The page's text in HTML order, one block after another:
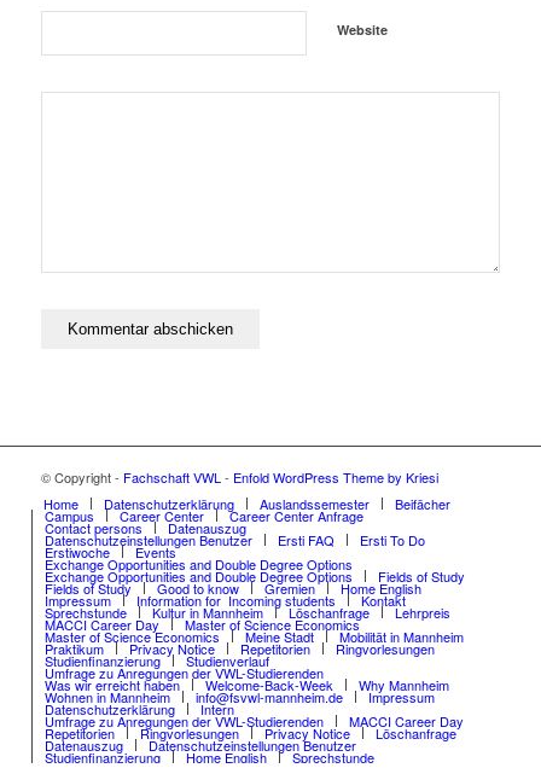
Website
© Copyright - Fachschaft VWL - Enfold WordPress Theme by Kriesi
Home
Datenschutzerklärung Auslandssemester Beifächer
Campus Career Center Career Center Anfrage
Contact persons Datenauszug
Datenschutzeinstellungen Benutzer Ersti FAQ Ersti To Do
Erstiwoche Events
Exchange Opportunities and Double Degree Options
Exchange Opportunities and Double Degree Options Fields of Study
Fields of Study Good to know Gremien Home English
Impressum Information for Incoming students Kontakt
Sprechstunde Kultur in Mannheim Löschanfrage Lehrpreis
MACCI Career Day Master of Science Economics
Master of Science Economics Meine Stadt Mobilität in Mannheim
Praktikum Privacy Notice Repetitorien Ringvorlesungen
Studienfinanzierung Studienverlauf
Umfrage zu Anregungen der VWL-Studierenden
Was wir erreicht haben Welcome-Back-Week Why Mannheim
Wohnen in Mannheim info@fsvwl-mannheim.de Impressum
Datenschutzerklärung Intern
Umfrage zu Anregungen der VWL-Studierenden MACCI Career Day
Repetitorien Ringvorlesungen Privacy Notice Löschanfrage
Datenauszug Datenschutzeinstellungen Benutzer
Studienfinanzierung Home English Sprechstunde